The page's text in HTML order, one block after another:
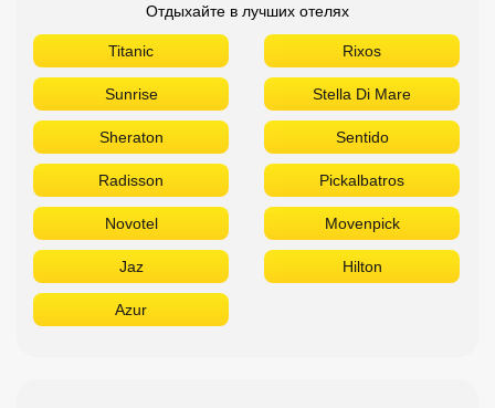
Отдыхайте в лучших отелях
Titanic Rixos
Sunrise Stella Di Mare
Sheraton Sentido
Radisson Pickalbatros
Novotel Movenpick
Jaz Hilton
Azur